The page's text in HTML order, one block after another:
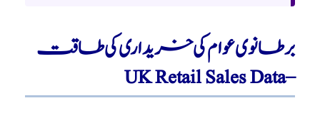
برطانوی عوام کی خریداری کی طاقت
– UK Retail Sales Data